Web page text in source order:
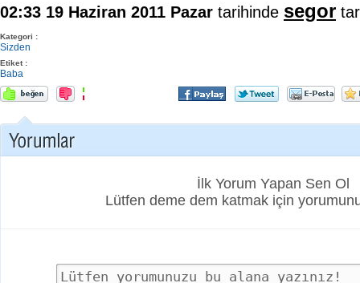
02:33 19 Haziran 2011 Pazar tarihinde segor
Kategori :
Sizden
Etiket :
Baba
İlk Yorum Yapan Sen Ol
Lütfen deme dem katmak için